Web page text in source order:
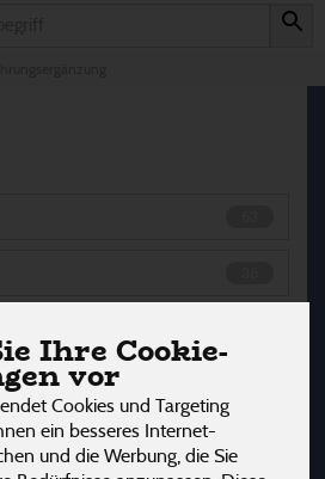
Ihre Cookie-
vor
Cookies und Targeting
ein besseres Internet-
und die Werbung, die Sie
Ernährung Allergene